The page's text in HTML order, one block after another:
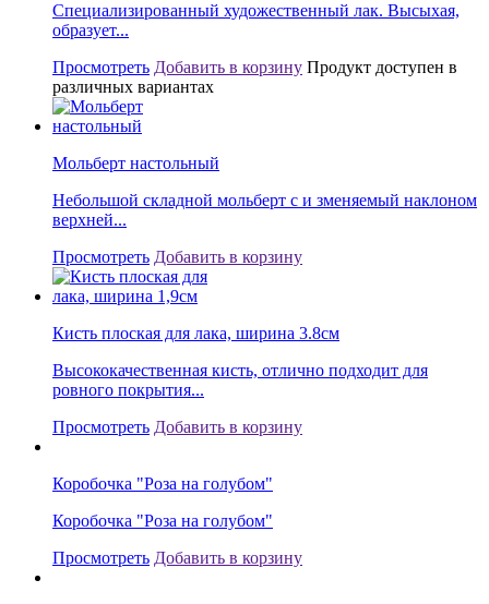
Специализированный художественный лак. Высыхая,
образует...
Просмотреть Добавить в корзину Продукт доступен в
различных вариантах
Мольберт настольный
Небольшой складной мольберт с и зменяемый наклоном
верхней...
Просмотреть Добавить в корзину
Кисть плоская для лака, ширина 3.8см
Высококачественная кисть, отлично подходит для
ровного покрытия...
Просмотреть Добавить в корзину
Коробочка "Роза на голубом"
Коробочка "Роза на голубом"
Просмотреть Добавить в корзину